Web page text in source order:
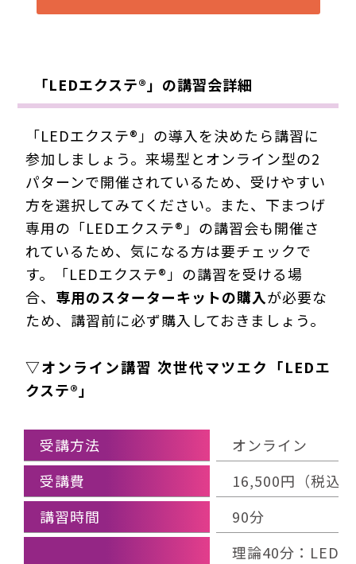
「LEDエクステ®」の講習会詳細
「LEDエクステ®」の導入を決めたら講習に
参加しましょう。来場型とオンライン型の2
パターンで開催されているため、受けやすい
方を選択してみてください。また、下まつげ
専用の「LEDエクステ®」の講習会も開催さ
れているため、気になる方は要チェックで
す。「LEDエクステ®」の講習を受ける場
合、 専用のスターターキットの購入が必要な
ため、講習前に必ず購入しておきましょう。
▽オンライン講習 次世代マツエク「LEDエ
クステ®」
受講方法
オンライン
受講費
16,500円（税込
講習時間
90分
理論40分：LED